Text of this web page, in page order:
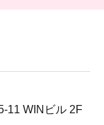
11 WINビル 2F